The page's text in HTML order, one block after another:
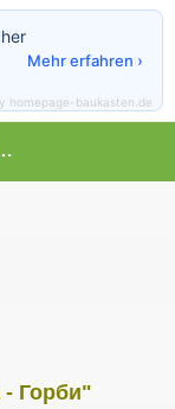
пытки граждан
Горби"
Mehr erfahren ›
homepage-baukasten.de